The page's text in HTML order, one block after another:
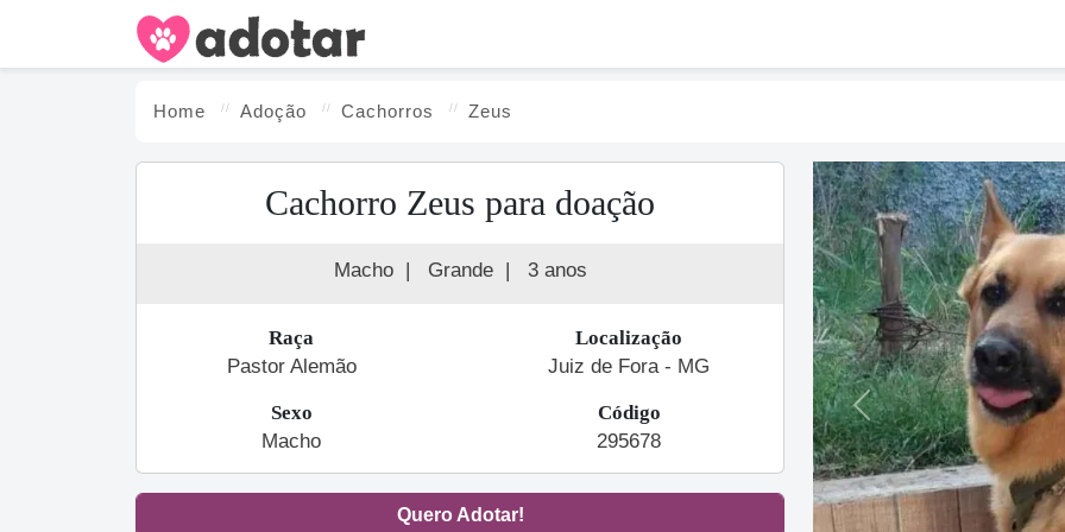
Home Adoção Cachorros Zeus
Cachorro Zeus para doação
Macho | Grande | 3 anos
Raça
Pastor Alemão
Localização
Juiz de Fora - MG
Sexo
Macho
Código
295678
Quero Adotar!
Previous